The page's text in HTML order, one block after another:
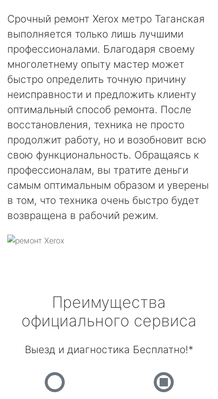
Срочный ремонт Xerox метро Таганская
выполняется только лишь лучшими
профессионалами. Благодаря своему
многолетнему опыту мастер может
быстро определить точную причину
неисправности и предложить клиенту
оптимальный способ ремонта. После
восстановления, техника не просто
продолжит работу, но и возобновит всю
свою функциональность. Обращаясь к
профессионалам, вы тратите деньги
самым оптимальным образом и уверены
в том, что техника очень быстро будет
возвращена в рабочий режим.
Преимущества
официального сервиса
Выезд и диагностика Бесплатно!*